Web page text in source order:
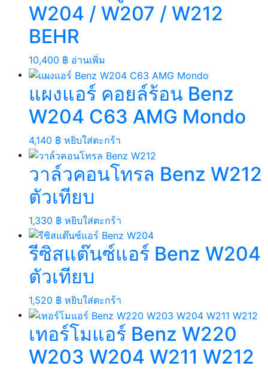
W204 / W207 / W212
BEHR
10,400 ฿ อ่านเพิ่ม
แผงแอร์ คอยล์ร้อน Benz
W204 C63 AMG Mondo
4,140 ฿ หยิบใส่ตะกร้า
วาล์วคอนโทรล Benz W212
ตัวเทียบ
1,330 ฿ หยิบใส่ตะกร้า
รีซิสแต๊นซ์แอร์ Benz W204
ตัวเทียบ
1,520 ฿ หยิบใส่ตะกร้า
เทอร์โมแอร์ Benz W220
W203 W204 W211 W212